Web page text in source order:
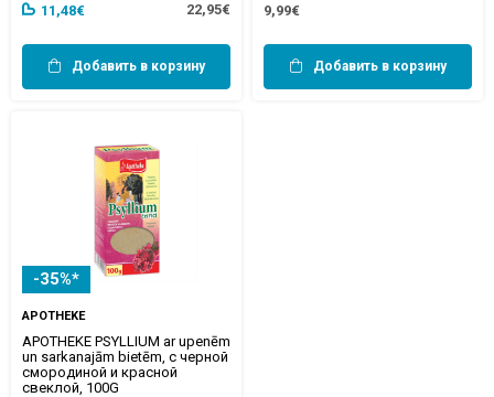
11,48€ 22,95€
Добавить в корзину
9,99€
Добавить в корзину
-35%*
APOTHEKE
APOTHEKE PSYLLIUM ar upenēm
un sarkanajām bietēm, с черной
смородиной и красной
свеклой, 100G